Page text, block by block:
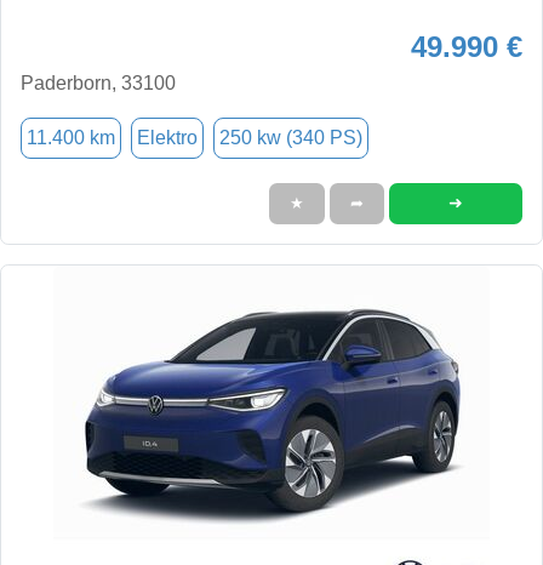
49.990 €
Paderborn, 33100
11.400 km Elektro 250 kw (340 PS)
★ ➦ ➜